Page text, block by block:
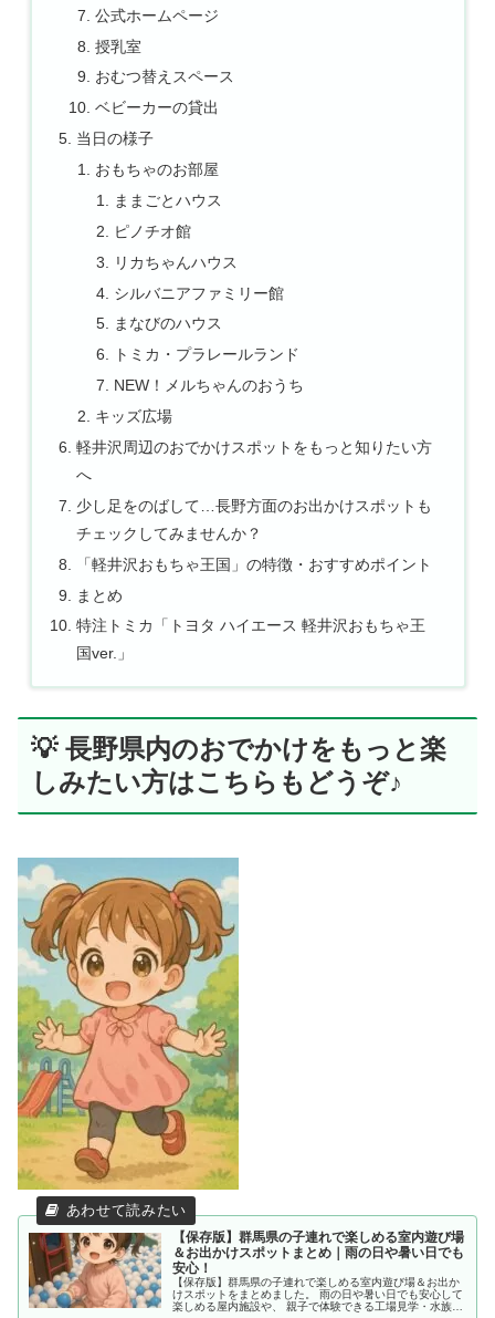
公式ホームページ
授乳室
おむつ替えスペース
ベビーカーの貸出
当日の様子
おもちゃのお部屋
ままごとハウス
ピノチオ館
リカちゃんハウス
シルバニアファミリー館
まなびのハウス
トミカ・プラレールランド
NEW！メルちゃんのおうち
キッズ広場
軽井沢周辺のおでかけスポットをもっと知りたい方
へ
少し足をのばして…長野方面のお出かけスポットも
チェックしてみませんか？
「軽井沢おもちゃ王国」の特徴・おすすめポイント
まとめ
特注トミカ「トヨタ ハイエース 軽井沢おもちゃ王
国ver.」
💡 長野県内のおでかけをもっと楽
しみたい方はこちらもどうぞ♪
【保存版】群馬県の子連れで楽しめる室内遊び場
＆お出かけスポットまとめ｜雨の日や暑い日でも
安心！
【保存版】群馬県の子連れで楽しめる室内遊び場＆お出か
けスポットをまとめました。 雨の日や暑い日でも安心して
楽しめる屋内施設や、 親子で体験できる工場見学・水族館